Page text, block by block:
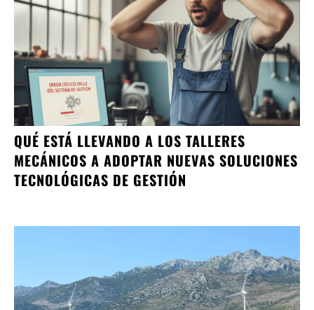
QUÉ ESTÁ LLEVANDO A LOS TALLERES
MECÁNICOS A ADOPTAR NUEVAS SOLUCIONES
TECNOLÓGICAS DE GESTIÓN